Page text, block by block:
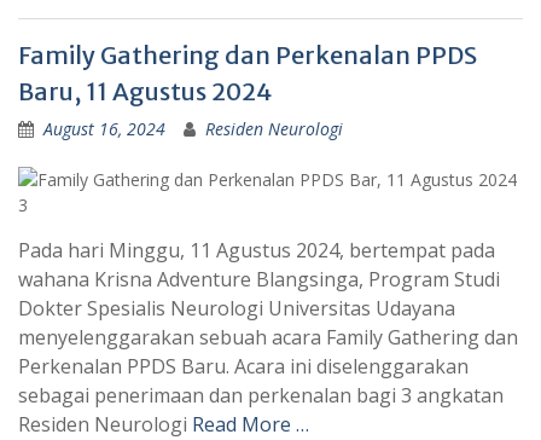
Family Gathering dan Perkenalan PPDS
Baru, 11 Agustus 2024
August 16, 2024 Residen Neurologi
Pada hari Minggu, 11 Agustus 2024, bertempat pada
wahana Krisna Adventure Blangsinga, Program Studi
Dokter Spesialis Neurologi Universitas Udayana
menyelenggarakan sebuah acara Family Gathering dan
Perkenalan PPDS Baru. Acara ini diselenggarakan
sebagai penerimaan dan perkenalan bagi 3 angkatan
Residen Neurologi Read More …